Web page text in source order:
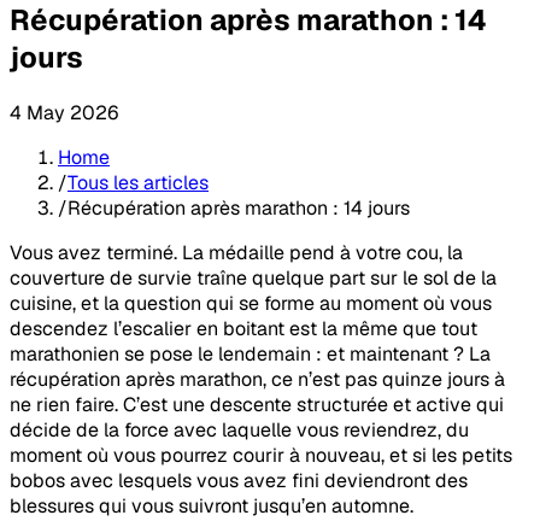
Récupération après marathon : 14
jours
4 May 2026
Home
/Tous les articles
/Récupération après marathon : 14 jours
Vous avez terminé. La médaille pend à votre cou, la
couverture de survie traîne quelque part sur le sol de la
cuisine, et la question qui se forme au moment où vous
descendez l’escalier en boitant est la même que tout
marathonien se pose le lendemain : et maintenant ? La
récupération après marathon, ce n’est pas quinze jours à
ne rien faire. C’est une descente structurée et active qui
décide de la force avec laquelle vous reviendrez, du
moment où vous pourrez courir à nouveau, et si les petits
bobos avec lesquels vous avez fini deviendront des
blessures qui vous suivront jusqu’en automne.